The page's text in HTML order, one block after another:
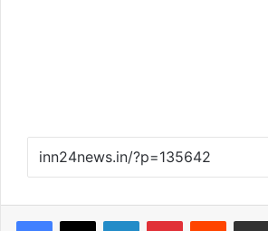
Facebook
X LinkedInPinterestReddit